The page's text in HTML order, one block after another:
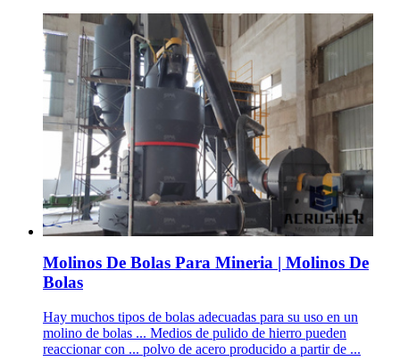
Molinos De Bolas Para Mineria | Molinos De
Bolas
Hay muchos tipos de bolas adecuadas para su uso en un
molino de bolas ... Medios de pulido de hierro pueden
reaccionar con ... polvo de acero producido a partir de ...